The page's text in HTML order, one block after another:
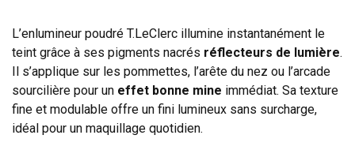
L’enlumineur poudré T.LeClerc illumine instantanément le
teint grâce à ses pigments nacrés réflecteurs de lumière.
Il s’applique sur les pommettes, l’arête du nez ou l’arcade
sourcilière pour un effet bonne mine immédiat. Sa texture
fine et modulable offre un fini lumineux sans surcharge,
idéal pour un maquillage quotidien.